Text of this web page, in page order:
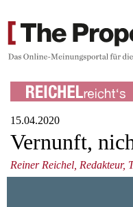
15.04.2020
Vernunft,
Reiner Reichel, Redakteur,